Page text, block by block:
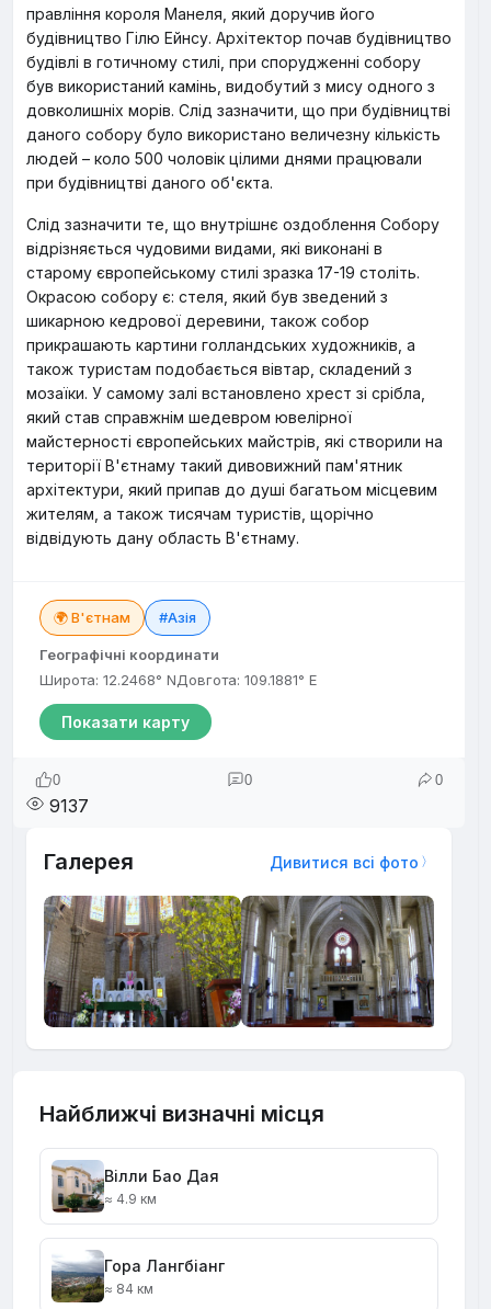
правління короля Манеля, який доручив його
будівництво Гілю Ейнсу. Архітектор почав будівництво
будівлі в готичному стилі, при спорудженні собору
був використаний камінь, видобутий з мису одного з
довколишніх морів. Слід зазначити, що при будівництві
даного собору було використано величезну кількість
людей – коло 500 чоловік цілими днями працювали
при будівництві даного об'єкта.
Слід зазначити те, що внутрішнє оздоблення Собору
відрізняється чудовими видами, які виконані в
старому європейському стилі зразка 17-19 століть.
Окрасою собору є: стеля, який був зведений з
шикарною кедрової деревини, також собор
прикрашають картини голландських художників, а
також туристам подобається вівтар, складений з
мозаїки. У самому залі встановлено хрест зі срібла,
який став справжнім шедевром ювелірної
майстерності європейських майстрів, які створили на
території В'єтнаму такий дивовижний пам'ятник
архітектури, який припав до душі багатьом місцевим
жителям, а також тисячам туристів, щорічно
відвідують дану область В'єтнаму.
🌍 В'єтнам #Азія
Географічні координати
Широта: 12.2468° NДовгота: 109.1881° E
Показати карту
0 0 0
9137
Галерея Дивитися всі фото
Найближчі визначні місця
Вілли Бао Дая
≈ 4.9 км
Гора Лангбіанг
≈ 84 км